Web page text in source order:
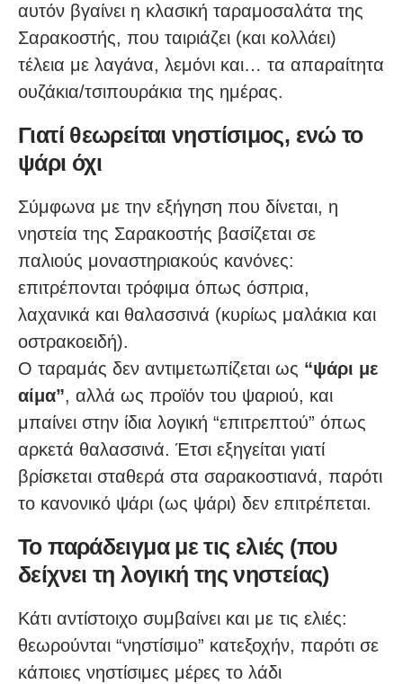
αυτόν βγαίνει η κλασική ταραμοσαλάτα της
Σαρακοστής, που ταιριάζει (και κολλάει)
τέλεια με λαγάνα, λεμόνι και… τα απαραίτητα
ουζάκια/τσιπουράκια της ημέρας.
Γιατί θεωρείται νηστίσιμος, ενώ το
ψάρι όχι
Σύμφωνα με την εξήγηση που δίνεται, η
νηστεία της Σαρακοστής βασίζεται σε
παλιούς μοναστηριακούς κανόνες:
επιτρέπονται τρόφιμα όπως όσπρια,
λαχανικά και θαλασσινά (κυρίως μαλάκια και
οστρακοειδή).
Ο ταραμάς δεν αντιμετωπίζεται ως “ψάρι με
αίμα”, αλλά ως προϊόν του ψαριού, και
μπαίνει στην ίδια λογική “επιτρεπτού” όπως
αρκετά θαλασσινά. Έτσι εξηγείται γιατί
βρίσκεται σταθερά στα σαρακοστιανά, παρότι
το κανονικό ψάρι (ως ψάρι) δεν επιτρέπεται.
Το παράδειγμα με τις ελιές (που
δείχνει τη λογική της νηστείας)
Κάτι αντίστοιχο συμβαίνει και με τις ελιές:
θεωρούνται “νηστίσιμο” κατεξοχήν, παρότι σε
κάποιες νηστίσιμες μέρες το λάδι